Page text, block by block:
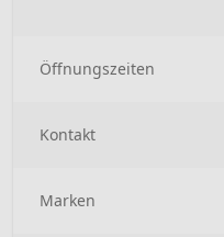
Öffnungszeiten
Kontakt
Marken